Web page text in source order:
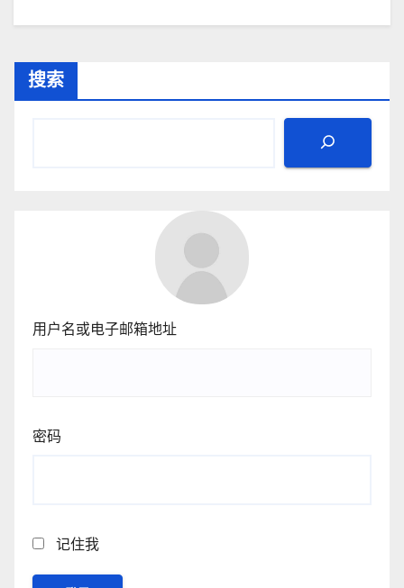
搜索
用户名或电子邮箱地址
密码
记住我